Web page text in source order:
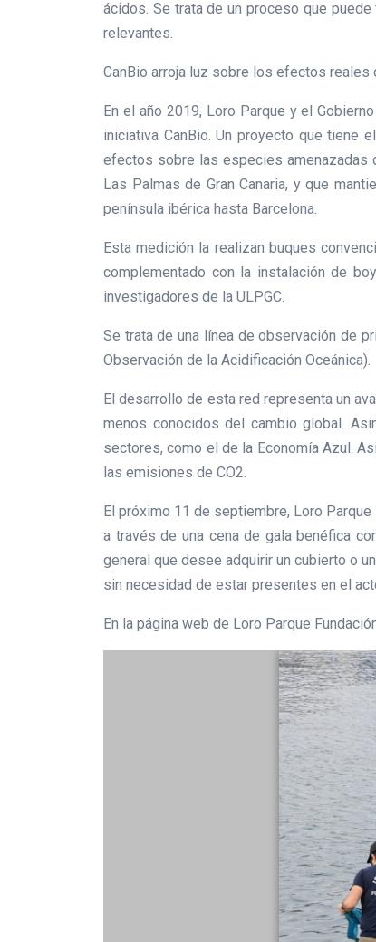
ácidos. Se trata de un proceso que
relevantes.
CanBio arroja luz sobre los efectos
En el año 2019, Loro Parque y el
iniciativa CanBio. Un proyecto que tiene
efectos sobre las especies amenazadas
Las Palmas de Gran Canaria, y que
península ibérica hasta Barcelona.
Esta medición la realizan buques
complementado con la instalación de
investigadores de la ULPGC.
Se trata de una línea de observación de
Observación de la Acidificación Oceánica).
El desarrollo de esta red representa un
menos conocidos del cambio global.
sectores, como el de la Economía Azul.
las emisiones de CO2.
El próximo 11 de septiembre, Loro
a través de una cena de gala benéfica
general que desee adquirir un cubierto o
sin necesidad de estar presentes en el
En la página web de Loro Parque